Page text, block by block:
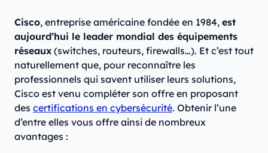
Cisco, entreprise américaine fondée en 1984, est
aujourd’hui le leader mondial des équipements
réseaux (switches, routeurs, firewalls…). Et c’est tout
naturellement que, pour reconnaître les
professionnels qui savent utiliser leurs solutions,
Cisco est venu compléter son offre en proposant
des certifications en cybersécurité. Obtenir l’une
d’entre elles vous offre ainsi de nombreux
avantages :